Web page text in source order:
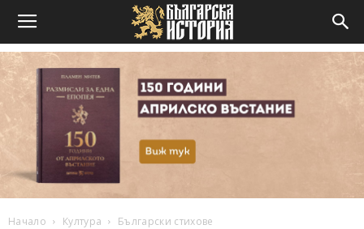
Начало Култура Български стихове